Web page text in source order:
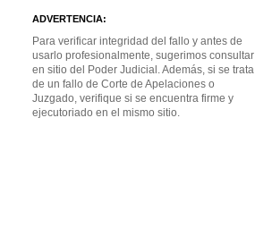
ADVERTENCIA:
Para verificar integridad del fallo y antes de
usarlo profesionalmente, sugerimos consultar
en sitio del Poder Judicial. Además, si se trata
de un fallo de Corte de Apelaciones o
Juzgado, verifique si se encuentra firme y
ejecutoriado en el mismo sitio.